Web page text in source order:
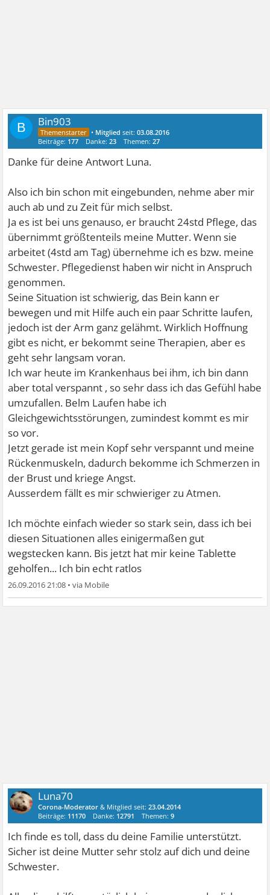
B Bin903
• Mitglied seit:03.08.2016
Beiträge: 177 Danke:23 Themen:27
Danke für deine Antwort Luna.
Also ich bin schon mit eingebunden, nehme aber mir
auch ab und zu Zeit für mich selbst.
Ja es ist bei uns genauso, er braucht 24std Pflege, das
übernimmt größtenteils meine Mutter. Wenn sie
arbeitet (4std am Tag) übernehme ich es bzw. meine
Schwester. Pflegedienst haben wir nicht in Anspruch
genommen.
Seine Situation ist schwierig, das Bein kann er
bewegen und mit Hilfe auch ein paar Schritte laufen,
jedoch ist der Arm ganz gelähmt. Wirklich Hoffnung
gibt es nicht, er bekommt seine Therapien, aber es
geht sehr langsam voran.
Ich war heute im Krankenhaus bei ihm, ich bin dann
aber total verspannt , so sehr dass ich das Gefühl habe
umzufallen. Belm Laufen habe ich
Gleichgewichtsstörungen, zumindest kommt es mir
so vor.
Jetzt gerade ist mein Kopf sehr verspannt und meine
Rückenmuskeln, dadurch bekomme ich Schmerzen in
der Brust und kriege Angst.
Ausserdem fällt es mir schwieriger zu Atmen.
Ich möchte einfach wieder so stark sein, dass ich bei
diesen Situationen alles einigermaßen gut
wegstecken kann. Bis jetzt hat mir keine Tablette
geholfen... Ich bin echt ratlos
26.09.2016 21:08 •
Luna70
Corona-Moderator & Mitglied seit:23.04.2014
Beiträge: 11170 Danke: 12791 Themen:9
Ich finde es toll, dass du deine Familie unterstützt.
Sicher ist deine Mutter sehr stolz auf dich und deine
Schwester.